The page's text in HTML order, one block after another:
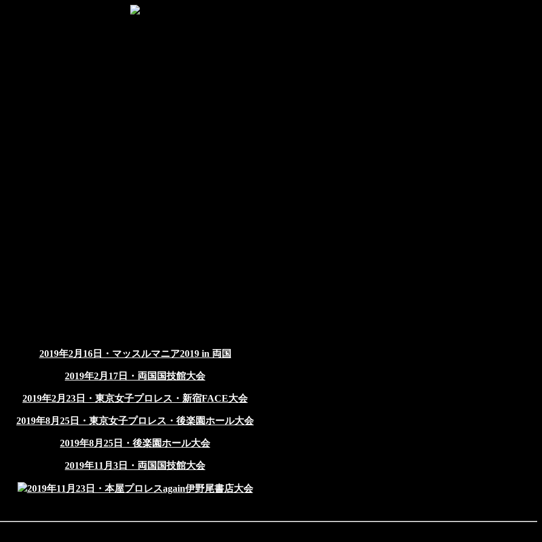
2019年2月16日・マッスルマニア2019 in 両国
2019年2月17日・両国国技館大会
2019年2月23日・東京女子プロレス・新宿FACE大会
2019年8月25日・東京女子プロレス・後楽園ホール大会
2019年8月25日・後楽園ホール大会
2019年11月3日・両国国技館大会
2019年11月23日・本屋プロレスagain伊野尾書店大会